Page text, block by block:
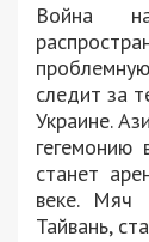
Война
следит за
Украине.
гегемонию
станет
веке. Мяч
Тайвань,